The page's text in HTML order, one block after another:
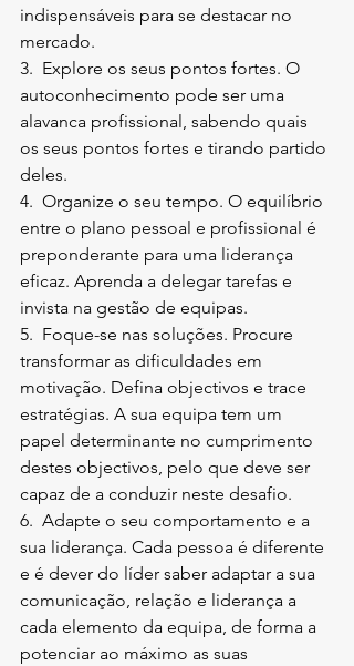
indispensáveis para se destacar no
mercado.
3.  Explore os seus pontos fortes. O
autoconhecimento pode ser uma
alavanca profissional, sabendo quais
os seus pontos fortes e tirando partido
deles.
4.  Organize o seu tempo. O equilíbrio
entre o plano pessoal e profissional é
preponderante para uma liderança
eficaz. Aprenda a delegar tarefas e
invista na gestão de equipas.
5.  Foque-se nas soluções. Procure
transformar as dificuldades em
motivação. Defina objectivos e trace
estratégias. A sua equipa tem um
papel determinante no cumprimento
destes objectivos, pelo que deve ser
capaz de a conduzir neste desafio.
6.  Adapte o seu comportamento e a
sua liderança. Cada pessoa é diferente
e é dever do líder saber adaptar a sua
comunicação, relação e liderança a
cada elemento da equipa, de forma a
potenciar ao máximo as suas